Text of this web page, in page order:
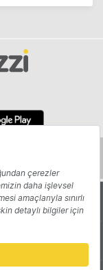
Yazarlar
Reklam